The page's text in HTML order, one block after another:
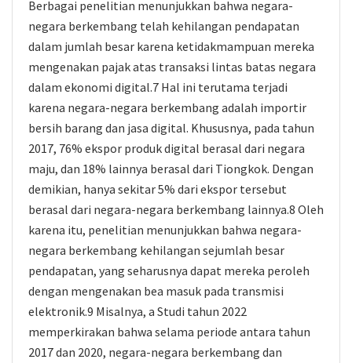
Berbagai penelitian menunjukkan bahwa negara-
negara berkembang telah kehilangan pendapatan
dalam jumlah besar karena ketidakmampuan mereka
mengenakan pajak atas transaksi lintas batas negara
dalam ekonomi digital.7 Hal ini terutama terjadi
karena negara-negara berkembang adalah importir
bersih barang dan jasa digital. Khususnya, pada tahun
2017, 76% ekspor produk digital berasal dari negara
maju, dan 18% lainnya berasal dari Tiongkok. Dengan
demikian, hanya sekitar 5% dari ekspor tersebut
berasal dari negara-negara berkembang lainnya.8 Oleh
karena itu, penelitian menunjukkan bahwa negara-
negara berkembang kehilangan sejumlah besar
pendapatan, yang seharusnya dapat mereka peroleh
dengan mengenakan bea masuk pada transmisi
elektronik.9 Misalnya, a Studi tahun 2022
memperkirakan bahwa selama periode antara tahun
2017 dan 2020, negara-negara berkembang dan